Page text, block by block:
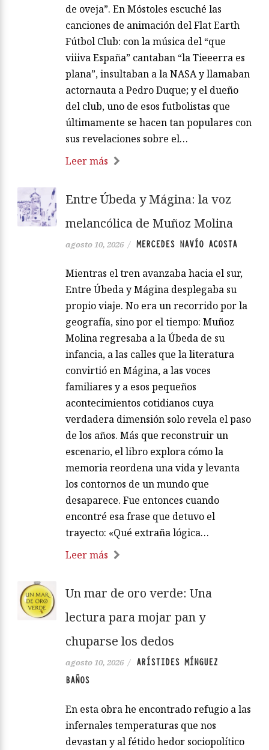
de oveja”. En Móstoles escuché las
canciones de animación del Flat Earth
Fútbol Club: con la música del “que
viiiva España” cantaban “la Tieeerra es
plana”, insultaban a la NASA y llamaban
actornauta a Pedro Duque; y el dueño
del club, uno de esos futbolistas que
últimamente se hacen tan populares con
sus revelaciones sobre el…
Leer más
Entre Úbeda y Mágina: la voz
melancólica de Muñoz Molina
agosto 10, 2026 / MERCEDES NAVÍO ACOSTA
Mientras el tren avanzaba hacia el sur,
Entre Úbeda y Mágina desplegaba su
propio viaje. No era un recorrido por la
geografía, sino por el tiempo: Muñoz
Molina regresaba a la Úbeda de su
infancia, a las calles que la literatura
convirtió en Mágina, a las voces
familiares y a esos pequeños
acontecimientos cotidianos cuya
verdadera dimensión solo revela el paso
de los años. Más que reconstruir un
escenario, el libro explora cómo la
memoria reordena una vida y levanta
los contornos de un mundo que
desaparece. Fue entonces cuando
encontré esa frase que detuvo el
trayecto: «Qué extraña lógica…
Leer más
Un mar de oro verde: Una
lectura para mojar pan y
chuparse los dedos
agosto 10, 2026 /
ARÍSTIDES MÍNGUEZ
BAÑOS
En esta obra he encontrado refugio a las
infernales temperaturas que nos
devastan y al fétido hedor sociopolítico